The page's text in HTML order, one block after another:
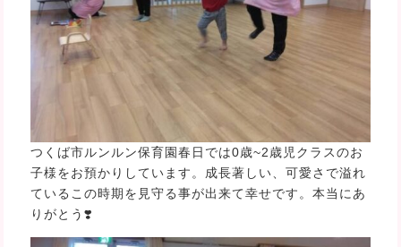
つくば市ルンルン保育園春日では0歳~2歳児クラスのお
子様をお預かりしています。成長著しい、可愛さで溢れ
ているこの時期を見守る事が出来て幸せです。本当にあ
りがとう❣️